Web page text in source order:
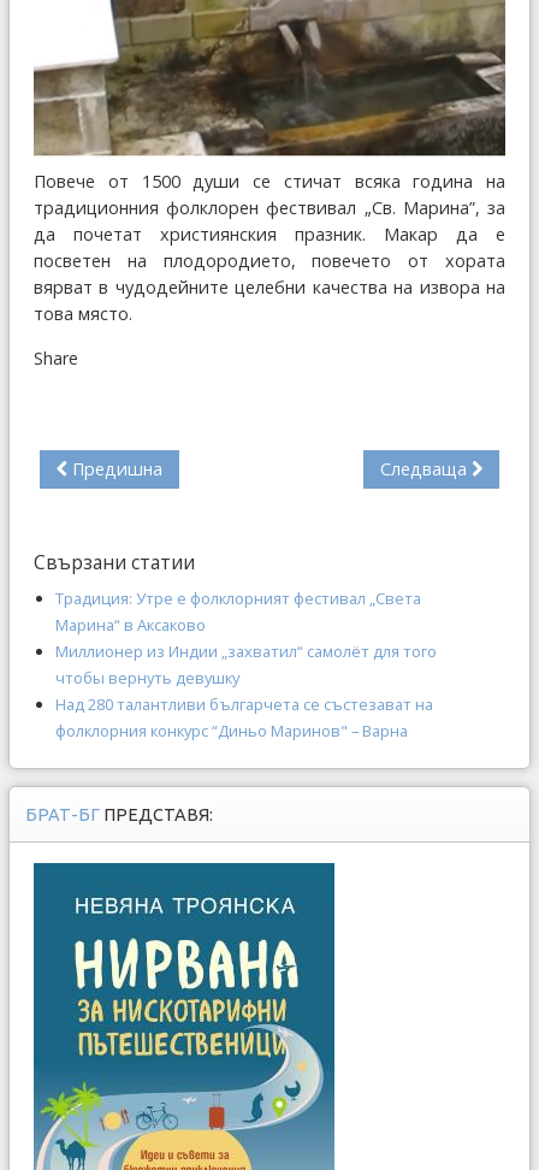
Повече от 1500 души се стичат всяка година на
традиционния фолклорен фествивал „Св. Марина”, за
да почетат християнския празник. Макар да е
посветен на плодородието, повечето от хората
вярват в чудодейните целебни качества на извора на
това място.
Share
Предишна Следваща
Свързани статии
Традиция: Утре е фолклорният фестивал „Света
Марина“ в Аксаково
Миллионер из Индии „захватил“ самолёт для того
чтобы вернуть девушку
Над 280 талантливи българчета се състезават на
фолклорния конкурс “Диньо Маринов" – Варна
БРАТ-БГ ПРЕДСТАВЯ: